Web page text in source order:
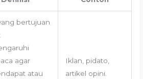
bertujuan
agar
atau
Iklan, pidato,
artikel opini.